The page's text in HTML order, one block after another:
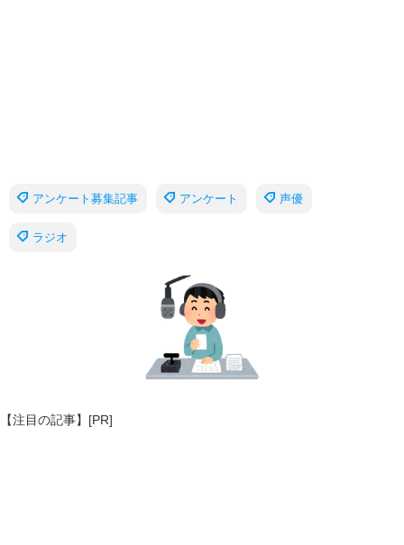
アンケート募集記事 アンケート 声優
ラジオ
【注目の記事】[PR]